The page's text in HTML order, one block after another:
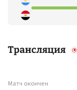
Трансляция
Матч окончен